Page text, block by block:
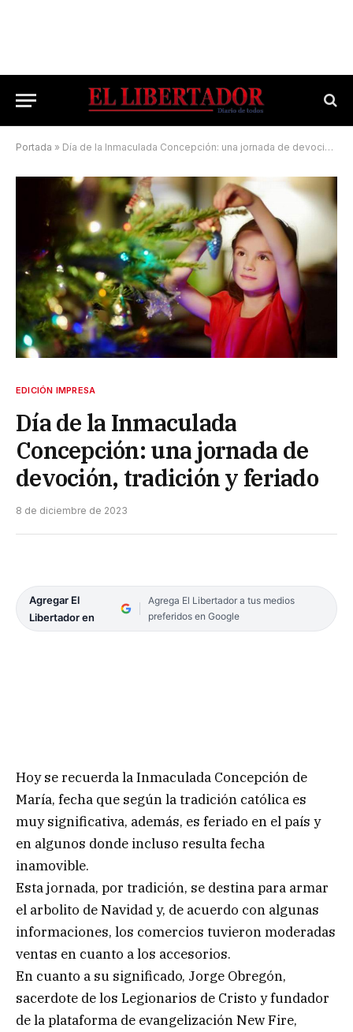
Portada » Día de la Inmaculada Concepción: una jornada de devoción, tradición y feriado
EDICIÓN IMPRESA
Día de la Inmaculada
Concepción: una jornada de
devoción, tradición y feriado
8 de diciembre de 2023
Agregar El
Libertador en
Agrega El Libertador a tus medios
preferidos en Google
Hoy se recuerda la Inmaculada Concepción de
María, fecha que según la tradición católica es
muy significativa, además, es feriado en el país y
en algunos donde incluso resulta fecha
inamovible.
Esta jornada, por tradición, se destina para armar
el arbolito de Navidad y, de acuerdo con algunas
informaciones, los comercios tuvieron moderadas
ventas en cuanto a los accesorios.
En cuanto a su significado, Jorge Obregón,
sacerdote de los Legionarios de Cristo y fundador
de la plataforma de evangelización New Fire,